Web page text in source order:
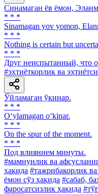
Синамаган ёв ёмон,
* * *
Sinamagan yov yomon,
* * *
Nothing is certain but
* * *
Друг неиспытанный, что
#эҳтиёткорлик ва
Ўйламаган ўкинар.
* * *
O‘ylamagan o‘kinar.
* * *
On the spur of the moment.
* * *
Под влиянием минуты.
#мамнунлик ва
ҳақида #тажрибакорлик
ёмон сўз ҳақида #сабаб,
фаросатсизлик ҳақида